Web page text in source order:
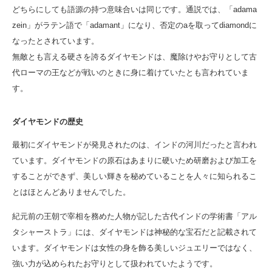
どちらにしても語源の持つ意味合いは同じです。通説では、「adama
zein」がラテン語で「adamant」になり、否定のaを取ってdiamondに
なったとされています。
無敵とも言える硬さを誇るダイヤモンドは、魔除けやお守りとして古
代ローマの王などが戦いのときに身に着けていたとも言われていま
す。
ダイヤモンドの歴史
最初にダイヤモンドが発見されたのは、インドの河川だったと言われ
ています。ダイヤモンドの原石はあまりに硬いため研磨および加工を
することができず、美しい輝きを秘めていることを人々に知られるこ
とはほとんどありませんでした。
紀元前の王朝で宰相を務めた人物が記した古代インドの学術書「アル
タシャーストラ」には、ダイヤモンドは神秘的な宝石だと記載されて
います。ダイヤモンドは女性の身を飾る美しいジュエリーではなく、
強い力が込められたお守りとして扱われていたようです。